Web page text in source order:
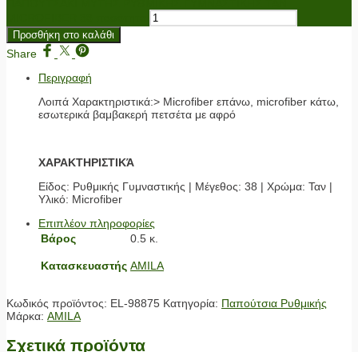
Προσθήκη στο καλάθι
Share
Περιγραφή
Λοιπά Χαρακτηριστικά:> Microfiber επάνω, microfiber κάτω,
εσωτερικά βαμβακερή πετσέτα με αφρό
ΧΑΡΑΚΤΗΡΙΣΤΙΚΆ
Είδος: Ρυθμικής Γυμναστικής | Μέγεθος: 38 | Χρώμα: Ταν |
Υλικό: Microfiber
Επιπλέον πληροφορίες
Βάρος
0.5 κ.
Κατασκευαστής AMILA
Κωδικός προϊόντος: EL-98875 Κατηγορία: Παπούτσια Ρυθμικής
Μάρκα: AMILA
Σχετικά προϊόντα